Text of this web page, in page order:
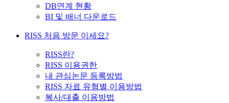
DB연계 현황
BI 및 배너 다운로드
RISS 처음 방문 이세요?
RISS란?
RISS 이용권한
내 관심논문 등록방법
RISS 자료 유형별 이용방법
복사/대출 이용방법